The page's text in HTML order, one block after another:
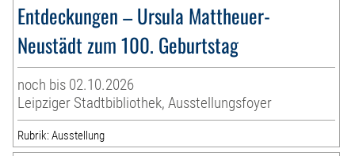
Entdeckungen – Ursula Mattheuer-
Neustädt zum 100. Geburtstag
noch bis 02.10.2026
Leipziger Stadtbibliothek, Ausstellungsfoyer
Rubrik: Ausstellung